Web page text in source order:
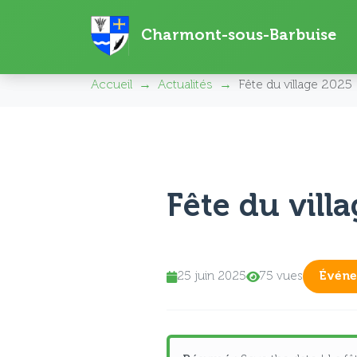
Charmont-sous-Barbuise
Charmont-sous-Barbuise
Accueil Actualités Fête du village 2025
Fête du
25 juin 2025 75 vues